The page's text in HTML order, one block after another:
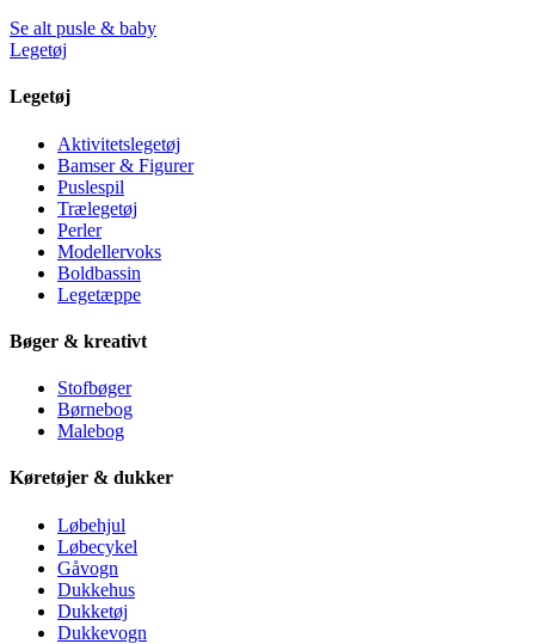
Se alt pusle & baby
Legetøj
Legetøj
Aktivitetslegetøj
Bamser & Figurer
Puslespil
Trælegetøj
Perler
Modellervoks
Boldbassin
Legetæppe
Bøger & kreativt
Stofbøger
Børnebog
Malebog
Køretøjer & dukker
Løbehjul
Løbecykel
Gåvogn
Dukkehus
Dukketøj
Dukkevogn